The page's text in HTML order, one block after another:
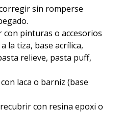
sin romperse
con pinturas o accesorios
la tiza, base acrílica,
relieve, pasta puff,
laca o barniz (base
con resina epoxi o